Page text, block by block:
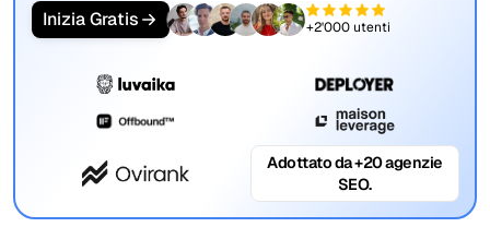
Inizia Gratis +2'000 utenti
Adottato da +20 agenzie
SEO.